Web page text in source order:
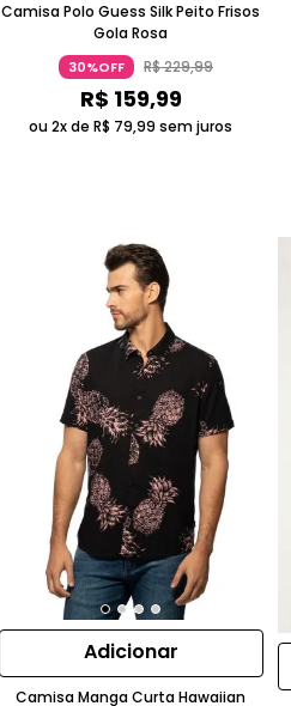
Camisa Polo Guess Silk Peito Frisos
Gola Rosa
30%OFF R$229,99
R$ 159,99
ou 2x deR$ 79,99 sem juros
Adicionar
Camisa Manga Curta Hawaiian